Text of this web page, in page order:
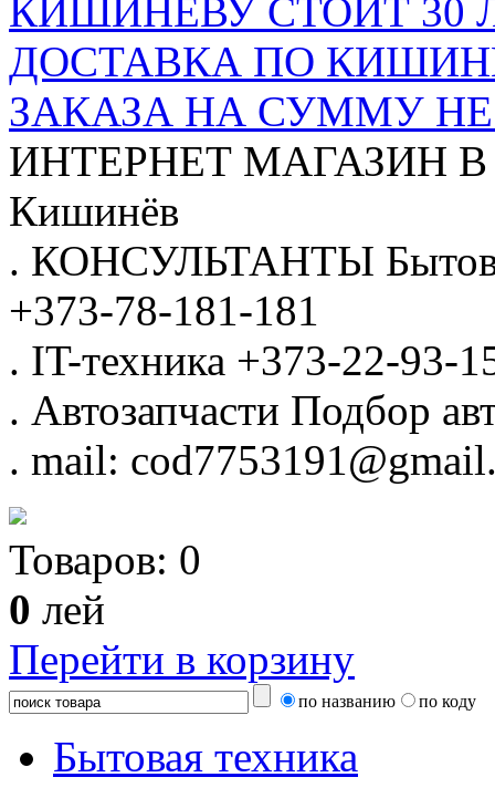
КИШИНЁВУ СТОИТ 30
ДОСТАВКА ПО
ЗАКАЗА НА СУММУ НЕ
ИНТЕРНЕТ МАГАЗИН
Кишинёв
. КОНСУЛЬТАНТЫ
+373-78-181-181
. IT-техника +373-22-93-
. Автозапчасти Подбор
. mail:
Товаров: 0
0 лей
Перейти в корзину
по названию по коду
Бытовая техника